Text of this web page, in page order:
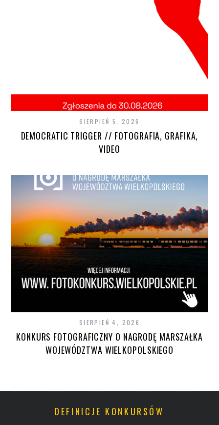
SIERPIEŃ 5, 2026
DEMOCRATIC TRIGGER // FOTOGRAFIA, GRAFIKA,
VIDEO
SIERPIEŃ 4, 2026
KONKURS FOTOGRAFICZNY O NAGRODĘ MARSZAŁKA
WOJEWÓDZTWA WIELKOPOLSKIEGO
DEFINICJE KONKURSÓW